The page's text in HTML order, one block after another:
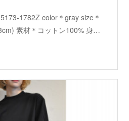
1782Z color＊gray size＊
素材＊コットン100% 身…